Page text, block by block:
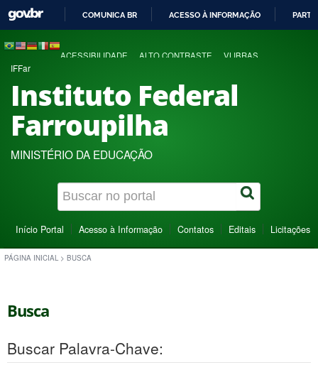
COMUNICA BR ACESSO À INFORMAÇÃO
ACESSIBILIDADE ALTO CONTRASTE VLIBRAS
IFFar
Instituto Federal
Farroupilha
MINISTÉRIO DA EDUCAÇÃO
Início Portal Acesso à Informação Contatos Editais Licitações
PÁGINA INICIAL > BUSCA
Busca
Buscar Palavra-Chave: